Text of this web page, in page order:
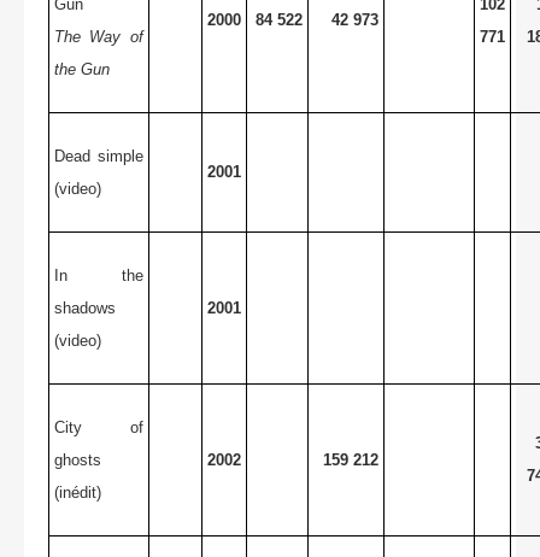
Gun
The Way of
the Gun
2000 84 522 42 973
102
771
Dead simple
(video)
2001
In the
shadows
(video)
2001
City of
ghosts
(inédit)
2002 159 212